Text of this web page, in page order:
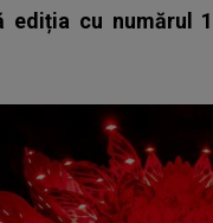
ediția cu numărul